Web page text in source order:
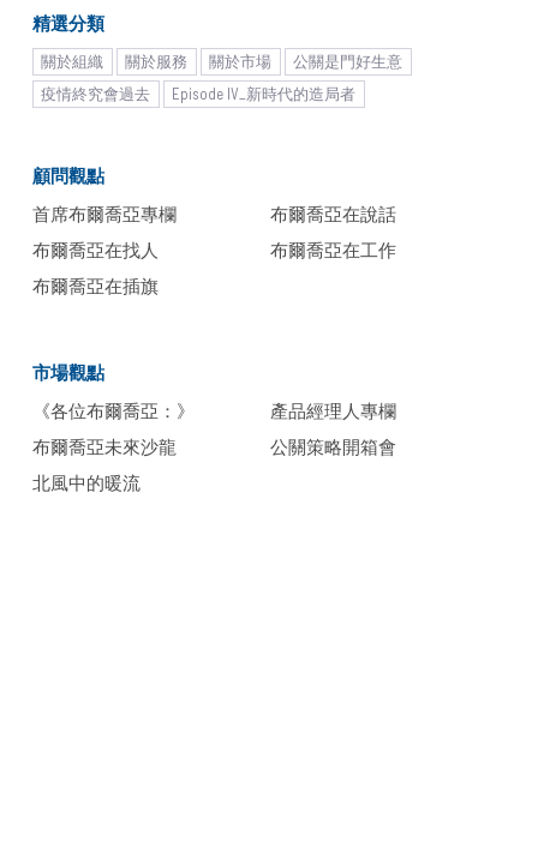
精選分類
關於組織 關於服務 關於市場
公關是門好生意
疫情終究會過去
Episode IV_新時代的造局者
顧問觀點
首席布爾喬亞專欄
布爾喬亞在說話
布爾喬亞在找人
布爾喬亞在工作
布爾喬亞在插旗
市場觀點
《各位布爾喬亞：》
產品經理人專欄
布爾喬亞未來沙龍
公關策略開箱會
北風中的暖流